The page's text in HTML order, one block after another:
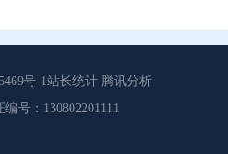
号-1站长统计 腾讯分析
号：130802201111